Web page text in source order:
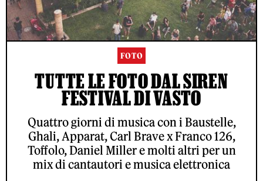
FOTO
TUTTE LE FOTO DAL SIREN
FESTIVAL DI VASTO
Quattro giorni di musica con i Baustelle,
Ghali, Apparat, Carl Brave x Franco 126,
Toffolo, Daniel Miller e molti altri per un
mix di cantautori e musica elettronica